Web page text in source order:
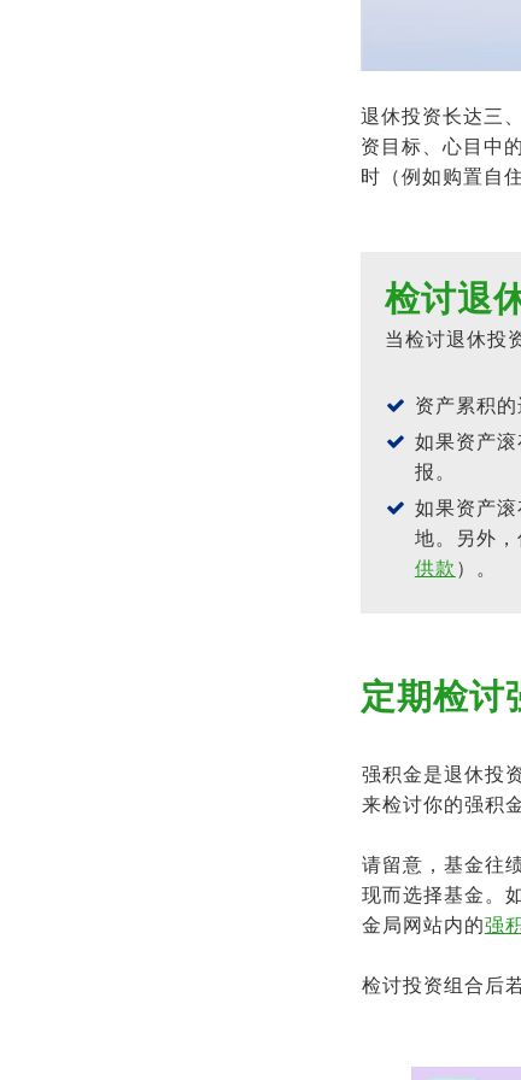
退休投资长达三
资目标、心目中
时（例如购置自
检讨退
当检讨退休投
资产累积的
如果资产
报。
如果资产
地。另外
供款 ）。
定期检讨
强积金是退休投
来检讨你的强积
请留意，基金往
现而选择基金。
金局网站内的强
检讨投资组合后